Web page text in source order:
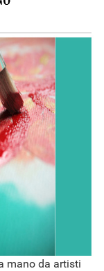
mano da artisti